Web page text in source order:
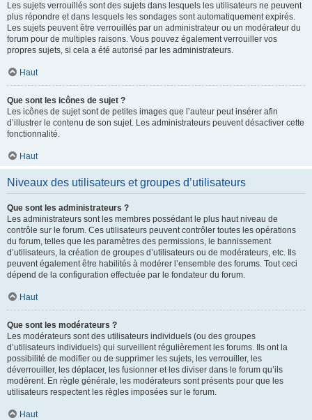
Les sujets verrouillés sont des sujets dans lesquels les utilisateurs ne peuvent
plus répondre et dans lesquels les sondages sont automatiquement expirés.
Les sujets peuvent être verrouillés par un administrateur ou un modérateur du
forum pour de multiples raisons. Vous pouvez également verrouiller vos
propres sujets, si cela a été autorisé par les administrateurs.
Haut
Que sont les icônes de sujet ?
Les icônes de sujet sont de petites images que l’auteur peut insérer afin
d’illustrer le contenu de son sujet. Les administrateurs peuvent désactiver cette
fonctionnalité.
Haut
Niveaux des utilisateurs et groupes d’utilisateurs
Que sont les administrateurs ?
Les administrateurs sont les membres possédant le plus haut niveau de
contrôle sur le forum. Ces utilisateurs peuvent contrôler toutes les opérations
du forum, telles que les paramètres des permissions, le bannissement
d’utilisateurs, la création de groupes d’utilisateurs ou de modérateurs, etc. Ils
peuvent également être habilités à modérer l’ensemble des forums. Tout ceci
dépend de la configuration effectuée par le fondateur du forum.
Haut
Que sont les modérateurs ?
Les modérateurs sont des utilisateurs individuels (ou des groupes
d’utilisateurs individuels) qui surveillent régulièrement les forums. Ils ont la
possibilité de modifier ou de supprimer les sujets, les verrouiller, les
déverrouiller, les déplacer, les fusionner et les diviser dans le forum qu’ils
modèrent. En règle générale, les modérateurs sont présents pour que les
utilisateurs respectent les règles imposées sur le forum.
Haut